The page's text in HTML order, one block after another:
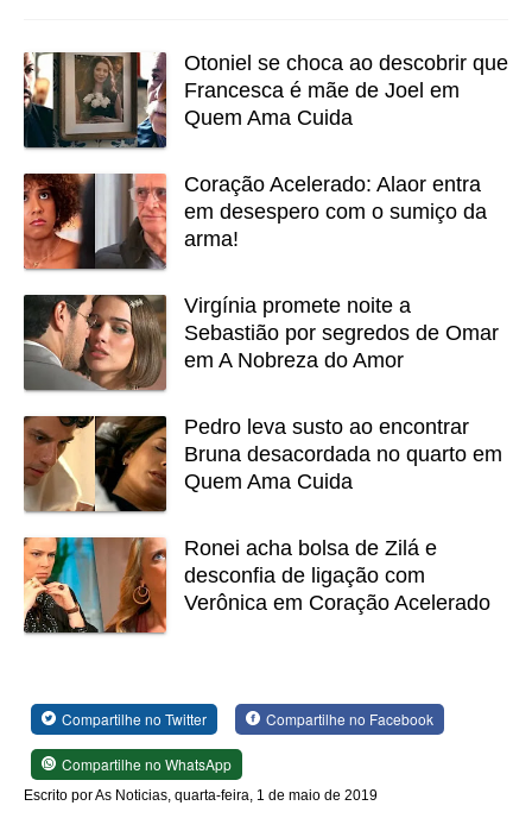
Otoniel se choca ao descobrir que
Francesca é mãe de Joel em
Quem Ama Cuida
Coração Acelerado: Alaor entra
em desespero com o sumiço da
arma!
Virgínia promete noite a
Sebastião por segredos de Omar
em A Nobreza do Amor
Pedro leva susto ao encontrar
Bruna desacordada no quarto em
Quem Ama Cuida
Ronei acha bolsa de Zilá e
desconfia de ligação com
Verônica em Coração Acelerado
Compartilhe no Twitter Compartilhe no Facebook
Compartilhe no WhatsApp
Escrito por As Noticias, quarta-feira, 1 de maio de 2019